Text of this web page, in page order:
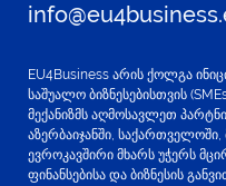
EU4Business არის ქოლგა
საშუალო ბიზნესებისთვის
მექანიზმს აღმოსავლეთ
აზერბაიჯანში,
ევროკავშირი მხარს უჭერს
ფინანსებისა და ბიზნესის